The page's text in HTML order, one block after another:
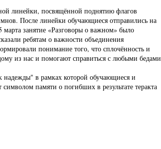
линейки, посвящённой поднятию флагов
После линейки обучающиеся отправились на
занятие «Разговоры о важном» было
ребятам о важности объединения
понимание того, что сплочённость и
из нас и помогают справиться с любыми бедами
надежды" в рамках которой обучающиеся и
памяти о погибших в результате теракта